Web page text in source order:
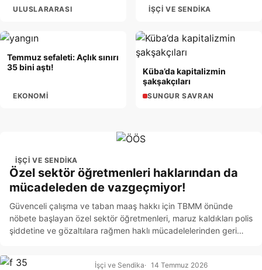
ULUSLARARASI İŞÇI VE SENDIKA
Temmuz sefaleti: Açlık sınırı
35 bini aştı!
EKONOMI
Küba’da kapitalizmin
şakşakçıları
SUNGUR SAVRAN
İŞÇI VE SENDIKA
Özel sektör öğretmenleri haklarından da
mücadeleden de vazgeçmiyor!
Güvenceli çalışma ve taban maaş hakkı için TBMM önünde
nöbete başlayan özel sektör öğretmenleri, maruz kaldıkları polis
şiddetine ve gözaltılara rağmen haklı mücadelelerinden geri
İşçi ve Sendika 14 Temmuz 2026